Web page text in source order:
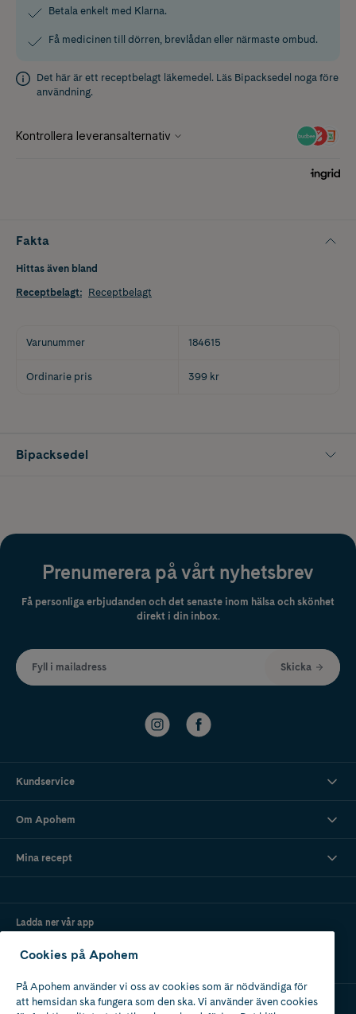
Betala enkelt med Klarna.
Få medicinen till dörren, brevlådan eller närmaste ombud.
Det här är ett receptbelagt läkemedel. Läs Bipacksedel noga före
användning.
Fakta
Hittas även bland
Receptbelagt: Receptbelagt
Varunummer 184615
Ordinarie pris 399 kr
Bipacksedel
Prenumerera på vårt nyhetsbrev
Få personliga erbjudanden och det senaste inom hälsa och skönhet
direkt i din inbox.
Fyll i mailadress Skicka
Kundservice
Om Apohem
Mina recept
Ladda ner vår app
Cookies på Apohem
På Apohem använder vi oss av cookies som är nödvändiga för
att hemsidan ska fungera som den ska. Vi använder även cookies